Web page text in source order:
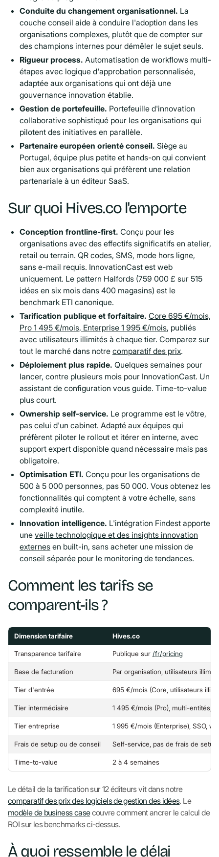
Conduite du changement organisationnel. La
couche conseil aide à conduire l'adoption dans les
organisations complexes, plutôt que de compter sur
des champions internes pour démêler le sujet seuls.
Rigueur process. Automatisation de workflows multi-
étapes avec logique d'approbation personnalisée,
adaptée aux organisations qui ont déjà une
gouvernance innovation établie.
Gestion de portefeuille. Portefeuille d'innovation
collaborative sophistiqué pour les organisations qui
pilotent des initiatives en parallèle.
Partenaire européen orienté conseil. Siège au
Portugal, équipe plus petite et hands-on qui convient
bien aux organisations qui préfèrent une relation
partenariale à un éditeur SaaS.
Sur quoi Hives.co l'emporte
Conception frontline-first. Conçu pour les
organisations avec des effectifs significatifs en atelier,
retail ou terrain. QR codes, SMS, mode hors ligne,
sans e-mail requis. InnovationCast est web
uniquement. Le pattern Halfords (759 000 £ sur 515
idées en six mois dans 400 magasins) est le
benchmark ETI canonique.
Tarification publique et forfaitaire. Core 695 €/mois,
Pro 1 495 €/mois, Enterprise 1 995 €/mois, publiés
avec utilisateurs illimités à chaque tier. Comparez sur
tout le marché dans notre comparatif des prix.
Déploiement plus rapide. Quelques semaines pour
lancer, contre plusieurs mois pour InnovationCast. Un
assistant de configuration vous guide. Time-to-value
plus court.
Ownership self-service. Le programme est le vôtre,
pas celui d'un cabinet. Adapté aux équipes qui
préfèrent piloter le rollout et itérer en interne, avec
support expert disponible quand nécessaire mais pas
obligatoire.
Optimisation ETI. Conçu pour les organisations de
500 à 5 000 personnes, pas 50 000. Vous obtenez les
fonctionnalités qui comptent à votre échelle, sans
complexité inutile.
Innovation intelligence. L'intégration Findest apporte
une veille technologique et des insights innovation
externes en built-in, sans acheter une mission de
conseil séparée pour le monitoring de tendances.
Comment les tarifs se
comparent-ils ?
Dimension tarifaire Hives.co
Transparence tarifaire Publique sur /fr/pricing
Base de facturation Par organisation, utilisateurs
Tier d'entrée 695 €/mois (Core, utilisateurs
Tier intermédiaire 1 495 €/mois (Pro), multi-entités,
Tier entreprise 1 995 €/mois (Enterprise), SSO,
Frais de setup ou de conseil Self-service, pas de frais de setup
Time-to-value 2 à 4 semaines
Le détail de la tarification sur 12 éditeurs vit dans notre
comparatif des prix des logiciels de gestion des idées. Le
modèle de business casecouvre comment ancrer le calcul de
ROI sur les benchmarks ci-dessus.
À quoi ressemble le délai